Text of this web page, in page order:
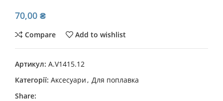
70,00 ₴
Compare Add to wishlist
Артикул: A.V1415.12
Категорії: Аксесуари, Для поплавка
Share: